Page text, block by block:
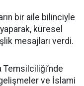
bir aile bilinciyle
küresel
mesajları verdi.
Temsilciliği’nde
ve İslami